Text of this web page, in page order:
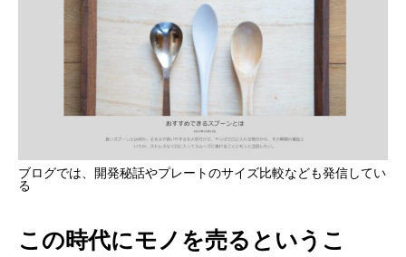
ブログでは、開発秘話やプレートのサイズ比較なども発信してい
る
この時代にモノを売るというこ